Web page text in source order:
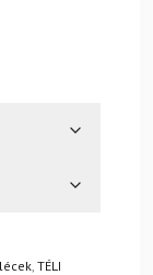
14
, TÉLI